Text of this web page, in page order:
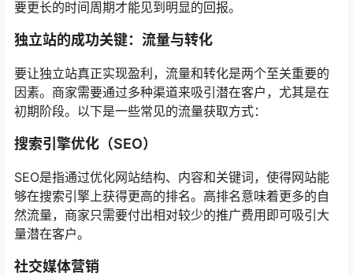
要更长的时间周期才能见到明显的回报。
独立站的成功关键：流量与转化
要让独立站真正实现盈利，流量和转化是两个至关重要的
因素。商家需要通过多种渠道来吸引潜在客户，尤其是在
初期阶段。以下是一些常见的流量获取方式：
搜索引擎优化（SEO）
SEO是指通过优化网站结构、内容和关键词，使得网站能
够在搜索引擎上获得更高的排名。高排名意味着更多的自
然流量，商家只需要付出相对较少的推广费用即可吸引大
量潜在客户。
社交媒体营销